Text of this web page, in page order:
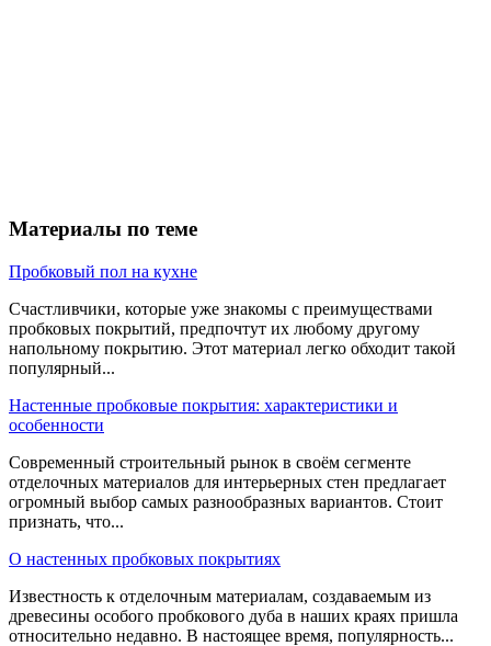
Материалы по теме
Пробковый пол на кухне
Счастливчики, которые уже знакомы с преимуществами
пробковых покрытий, предпочтут их любому другому
напольному покрытию. Этот материал легко обходит такой
популярный...
Настенные пробковые покрытия: характеристики и
особенности
Современный строительный рынок в своём сегменте
отделочных материалов для интерьерных стен предлагает
огромный выбор самых разнообразных вариантов. Стоит
признать, что...
О настенных пробковых покрытиях
Известность к отделочным материалам, создаваемым из
древесины особого пробкового дуба в наших краях пришла
относительно недавно. В настоящее время, популярность...